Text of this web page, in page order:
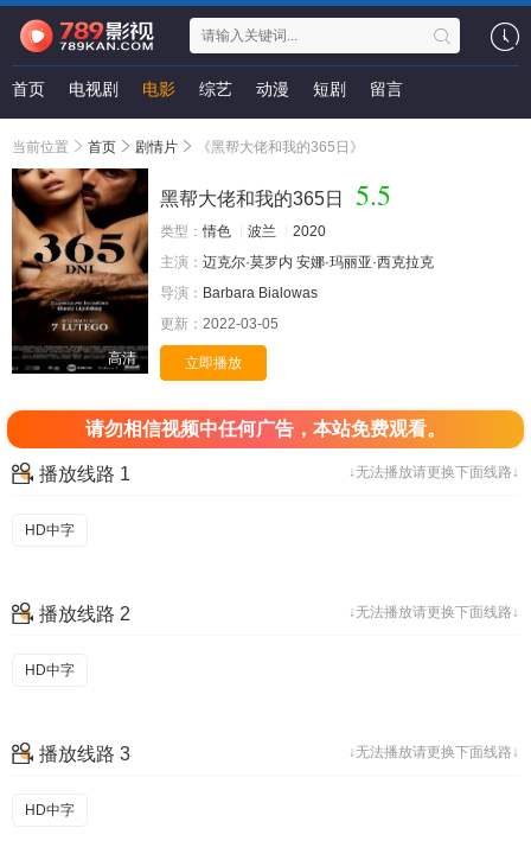
首页 电视剧 电影 综艺 动漫 短剧 留言
当前位置 首页 剧情片 《黑帮大佬和我的365日》
高清
黑帮大佬和我的365日 5.5
类型：情色 波兰
2020
主演： 迈克尔·莫罗内 安娜·玛丽亚·西克拉克
导演： Barbara Bialowas
更新： 2022-03-05
立即播放
请勿相信视频中任何广告，本站免费观看。
↓无法播放请更换下面线路↓
播放线路 1
HD中字
↓无法播放请更换下面线路↓
播放线路 2
HD中字
↓无法播放请更换下面线路↓
播放线路 3
HD中字